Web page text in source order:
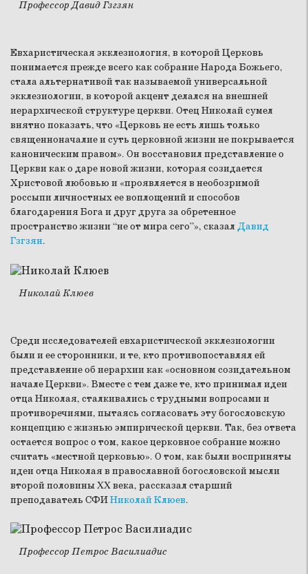
Профессор Давид Гзгзян
Евхаристическая экклезиология, в которой Церковь
понимается прежде всего как собрание Народа Божьего,
стала альтернативой так называемой универсальной
экклезиологии, в которой акцент делался на внешней
иерархической структуре церкви. Отец Николай сумел
внятно показать, что «Церковь не есть лишь только
священноначалие и суть церковной жизни не покрывается
каноническим правом». Он восстановил представление о
Церкви как о даре новой жизни, которая созидается
Христовой любовью и «проявляется в необозримой
россыпи личностных ее воплощений и способов
благодарения Бога и друг друга за обретенное
пространство жизни “не от мира сего”», сказалДавид
Гзгзян.
Николай Клюев
Среди исследователей евхаристической экклезиологии
были и ее сторонники, и те, кто противопоставлял ей
представление об иерархии как «основном созидательном
начале Церкви». Вместе с тем даже те, кто принимал идеи
отца Николая, сталкивались с трудными вопросами и
противоречиями, пытаясь согласовать эту богословскую
концепцию с жизнью эмпирической церкви. Так, без ответа
остается вопрос о том, какое церковное собрание можно
считать «местной церковью». О том, как были восприняты
идеи отца Николая в православной богословской мысли
второй половины XX века, рассказал старший
преподаватель СФИНиколай Клюев.
Профессор Петрос Василиадис